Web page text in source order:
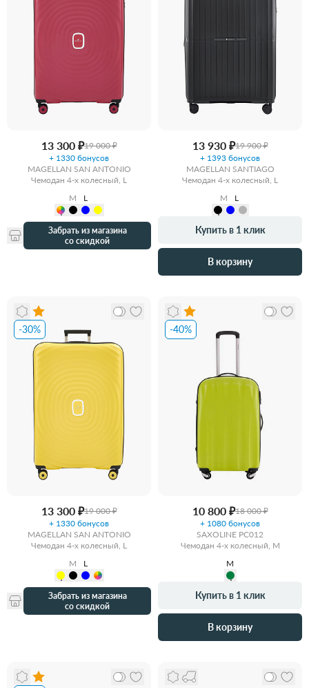
13 300 ₽19 000 ₽
+ 1330 бонусов
MAGELLAN SAN ANTONIO
Чемодан 4-х колесный, L
M
L
Забрать из магазина
со скидкой
13 930 ₽19 900 ₽
+ 1393 бонусов
MAGELLAN SANTIAGO
Чемодан 4-х колесный, L
M
L
Купить в 1 клик
В корзину
-30%
13 300 ₽19 000 ₽
+ 1330 бонусов
MAGELLAN SAN ANTONIO
Чемодан 4-х колесный, L
M
L
Забрать из магазина
со скидкой
-40%
10 800 ₽18 000 ₽
+ 1080 бонусов
SAXOLINE PC012
Чемодан 4-х колесный, M
M
Купить в 1 клик
В корзину